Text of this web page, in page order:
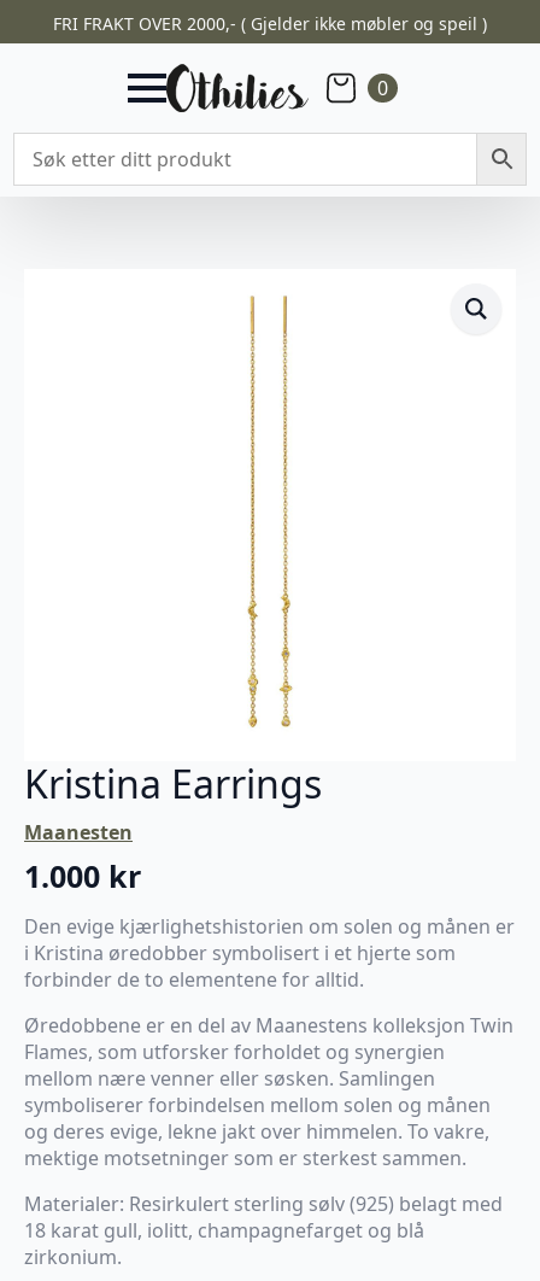
FRI FRAKT OVER 2000,- ( Gjelder ikke møbler og speil )
0
Kristina Earrings
Maanesten
1.000 kr
Den evige kjærlighetshistorien om solen og månen er
i Kristina øredobber symbolisert i et hjerte som
forbinder de to elementene for alltid.
Øredobbene er en del av Maanestens kolleksjon Twin
Flames, som utforsker forholdet og synergien
mellom nære venner eller søsken. Samlingen
symboliserer forbindelsen mellom solen og månen
og deres evige, lekne jakt over himmelen. To vakre,
mektige motsetninger som er sterkest sammen.
Materialer: Resirkulert sterling sølv (925) belagt med
18 karat gull, iolitt, champagnefarget og blå
zirkonium.